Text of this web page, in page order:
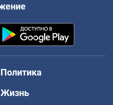
Политика
Жизнь